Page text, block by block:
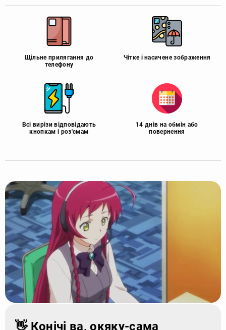
Щільне прилягання до
телефону
Чітке і насичене зображення
Всі вирізи відповідають
кнопкам і роз'ємам
14 днів на обмін або
повернення
👋 Конічі ва, окяку-сама